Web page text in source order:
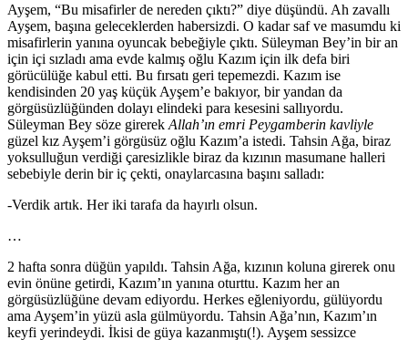
Ayşem, “Bu misafirler de nereden çıktı?” diye düşündü. Ah zavallı
Ayşem, başına geleceklerden habersizdi. O kadar saf ve masumdu ki
misafirlerin yanına oyuncak bebeğiyle çıktı. Süleyman Bey’in bir an
için içi sızladı ama evde kalmış oğlu Kazım için ilk defa biri
görücülüğe kabul etti. Bu fırsatı geri tepemezdi. Kazım ise
kendisinden 20 yaş küçük Ayşem’e bakıyor, bir yandan da
görgüsüzlüğünden dolayı elindeki para kesesini sallıyordu.
Süleyman Bey söze girerek Allah’ın emri Peygamberin kavliyle
güzel kız Ayşem’i görgüsüz oğlu Kazım’a istedi. Tahsin Ağa, biraz
yoksulluğun verdiği çaresizlikle biraz da kızının masumane halleri
sebebiyle derin bir iç çekti, onaylarcasına başını salladı:
-Verdik artık. Her iki tarafa da hayırlı olsun.
…
2 hafta sonra düğün yapıldı. Tahsin Ağa, kızının koluna girerek onu
evin önüne getirdi, Kazım’ın yanına oturttu. Kazım her an
görgüsüzlüğüne devam ediyordu. Herkes eğleniyordu, gülüyordu
ama Ayşem’in yüzü asla gülmüyordu. Tahsin Ağa’nın, Kazım’ın
keyfi yerindeydi. İkisi de güya kazanmıştı(!). Ayşem sessizce